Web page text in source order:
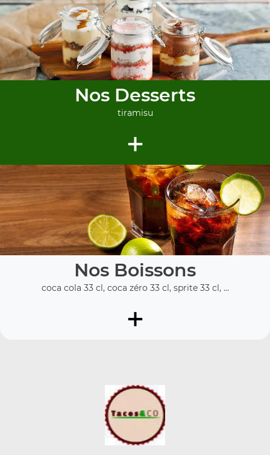
Nos Desserts
tiramisu
+
Nos Boissons
coca cola 33 cl, coca zéro 33 cl, sprite 33 cl, ...
+